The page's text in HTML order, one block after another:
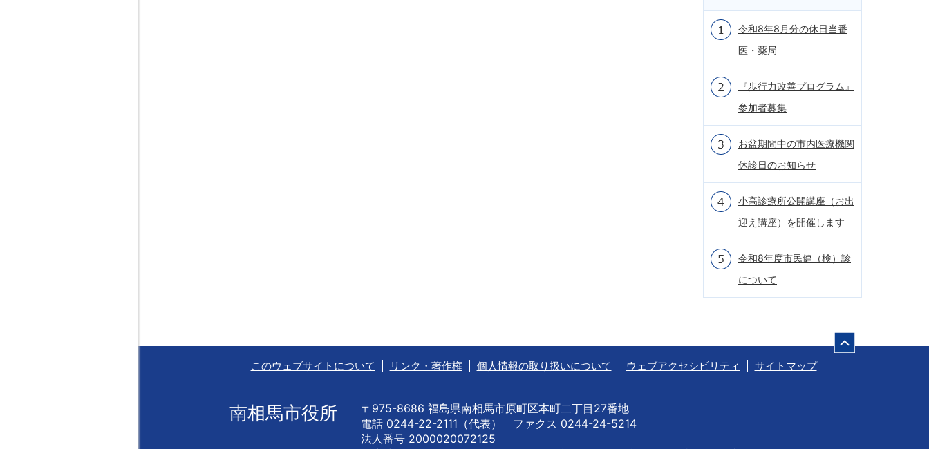
令和8年8月分の休日当番
医・薬局
『歩行力改善プログラム』
参加者募集
お盆期間中の市内医療機関
休診日のお知らせ
小高診療所公開講座（お出
迎え講座）を開催します
令和8年度市民健（検）診
について
このウェブサイトについて リンク・著作権 個人情報の取り扱いについて ウェブアクセシビリティ サイトマップ
南相馬市役所
〒975-8686 福島県南相馬市原町区本町二丁目27番地
電話 0244-22-2111（代表） ファクス 0244-24-5214
法人番号 2000020072125